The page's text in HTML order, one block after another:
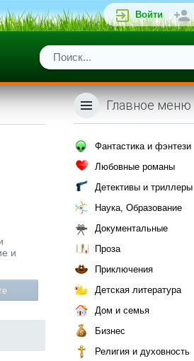
Войти
и
Главное меню
Фантастика и фэнтези
Любовные романы
Детективы и триллеры
Наука, Образование
Документальные
Проза
Приключения
Детская литература
Дом и семья
Бизнес
Религия и духовность